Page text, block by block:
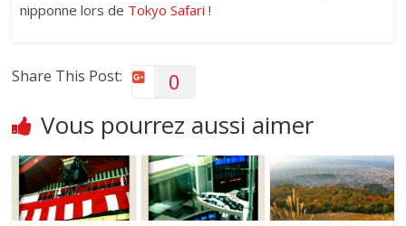
nipponne lors de Tokyo Safari !
Share This Post: 0
Vous pourrez aussi aimer